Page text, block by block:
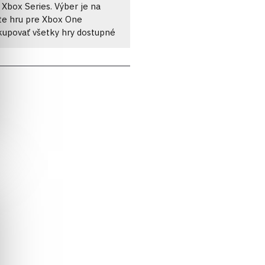
Series. Výber je na
hru pre Xbox One
všetky hry dostupné
Kúpte si darčekovú kartu
oblečenie a nové výzvy.
sezónne passy
kartou Xbox, ktorú
so sezónnymi